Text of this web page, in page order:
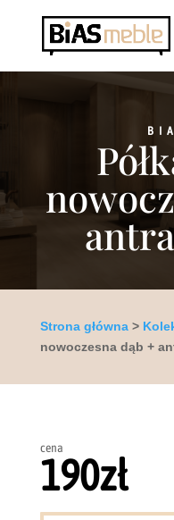
Strona główna>
nowoczesna dąb +
cena
190zł